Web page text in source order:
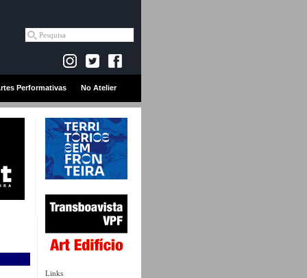
Performativas No Atelier
Links